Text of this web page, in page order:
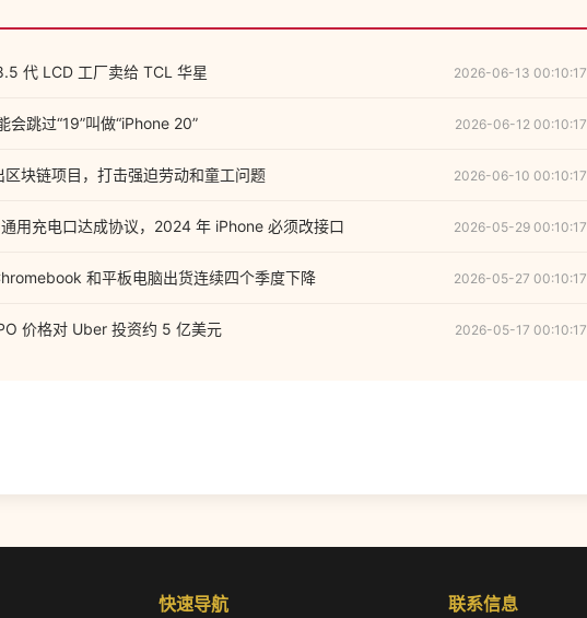
代 LCD 工厂卖给 TCL 华星 2026-06-13 00:10:17
跳过“19”叫做“iPhone 20” 2026-06-12 00:10:17
块链项目，打击强迫劳动和童工问题 2026-06-10 00:10:17
用充电口达成协议，2024 年 iPhone 必须改接口 2026-05-29 00:10:17
和平板电脑出货连续四个季度下降 2026-05-27 00:10:17
价格对 Uber 投资约 5 亿美元 2026-05-17 00:10:17
快速导航 联系信息